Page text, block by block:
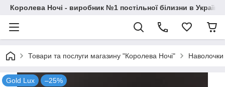
Королева Ночі - виробник №1 постільної білизни в Україні
Товари та послуги магазину "Королева Ночі" Наволочки
Gold Lux –25%